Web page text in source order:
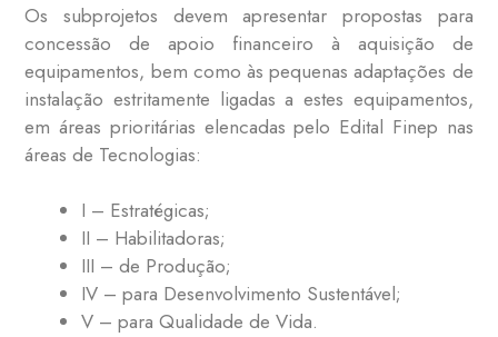
Os subprojetos devem apresentar propostas para
concessão de apoio financeiro à aquisição de
equipamentos, bem como às pequenasadaptações de
instalação estritamente ligadas a estes equipamentos,
em áreas prioritárias elencadaspelo Edital Finep nas
áreas de Tecnologias:
I – Estratégicas;
II – Habilitadoras;
III – de Produção;
IV – para Desenvolvimento Sustentável;
V – para Qualidade de Vida.